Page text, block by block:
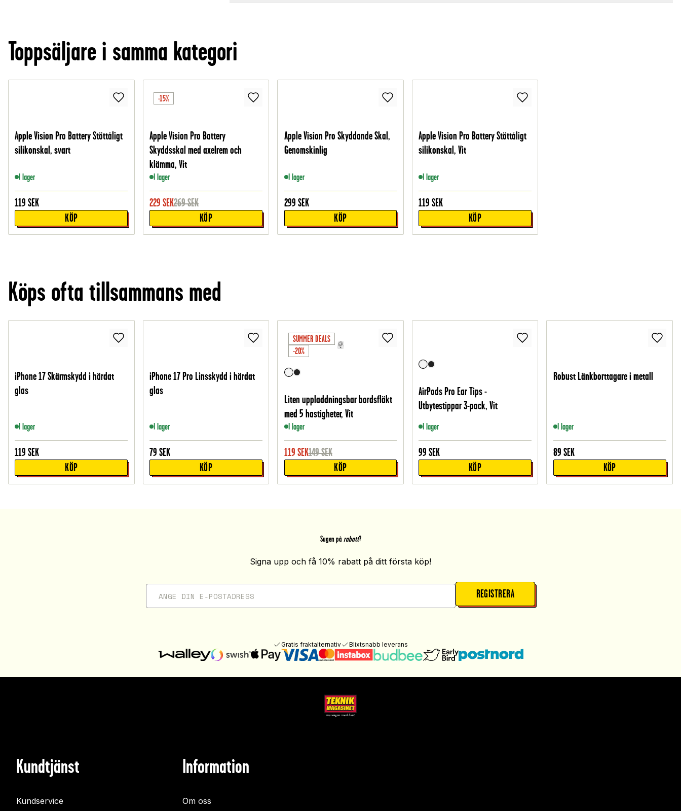
Toppsäljare i samma kategori
Apple Vision Pro Battery Stöttåligt
silikonskal, svart
I lager
119 SEK
KÖP
-15%
Apple Vision Pro Battery
Skyddsskal med axelrem och
klämma, Vit
I lager
229 SEK269SEK
KÖP
Apple Vision Pro Skyddande Skal,
Genomskinlig
I lager
299 SEK
KÖP
Apple Vision Pro Battery Stöttåligt
silikonskal, Vit
I lager
119 SEK
KÖP
Köps ofta tillsammans med
iPhone 17 Skärmskydd i härdat
glas
I lager
119 SEK
KÖP
iPhone 17 Pro Linsskydd i härdat
glas
I lager
79 SEK
KÖP
SUMMER DEALS
-20%
Liten uppladdningsbar bordsfläkt
med 5 hastigheter, Vit
I lager
119 SEK149SEK
KÖP
AirPods Pro Ear Tips -
Utbytestippar 3-pack, Vit
I lager
99 SEK
KÖP
Robust Länkborttagare i metall
I lager
89 SEK
KÖP
Sugen på rabatt?
Signa upp och få 10% rabatt på ditt första köp!
REGISTRERA
Gratis fraktalternativ Blixtsnabb leverans
Kundtjänst
Kundservice
Information
Om oss